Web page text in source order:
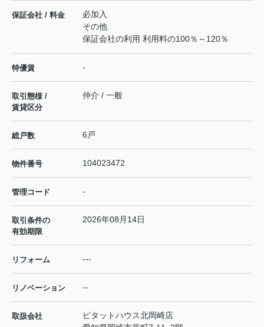
保証会社 / 料金
必加入
その他
保証会社の利用 利用料の100％～120％
特優賃 -
取引態様 /
賃貸区分
仲介 / 一般
総戸数 6戸
物件番号 104023472
管理コード -
取引条件の
有効期限
2026年08月14日
リフォーム ---
リノベーション --
取扱会社
ピタットハウス北岡崎店